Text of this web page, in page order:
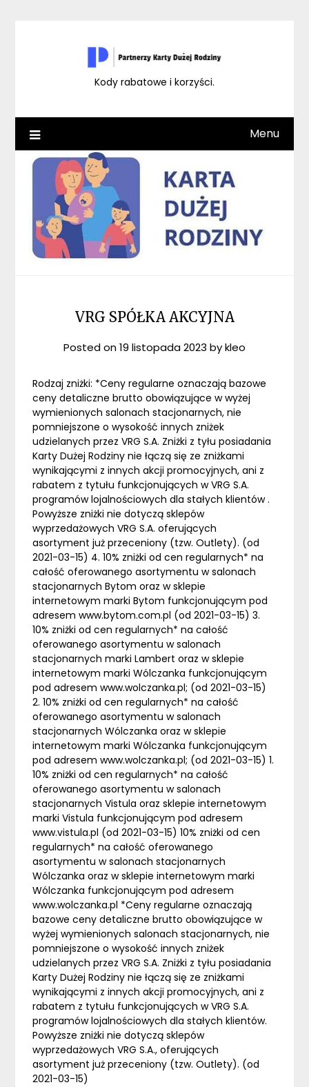
Kody rabatowe i korzyści.
Menu
VRG SPÓŁKA AKCYJNA
Posted on19 listopada 2023 bykleo
Rodzaj zniżki: *Ceny regularne oznaczają bazowe
ceny detaliczne brutto obowiązujące w wyżej
wymienionych salonach stacjonarnych, nie
pomniejszone o wysokość innych zniżek
udzielanych przez VRG S.A. Zniżki z tyłu posiadania
Karty Dużej Rodziny nie łączą się ze zniżkami
wynikającymi z innych akcji promocyjnych, ani z
rabatem z tytułu funkcjonujących w VRG S.A.
programów lojalnościowych dla stałych klientów .
Powyższe zniżki nie dotyczą sklepów
wyprzedażowych VRG S.A. oferujących
asortyment już przeceniony (tzw. Outlety). (od
2021-03-15) 4. 10% zniżki od cen regularnych* na
całość oferowanego asortymentu w salonach
stacjonarnych Bytom oraz w sklepie
internetowym marki Bytom funkcjonującym pod
adresem www.bytom.com.pl (od 2021-03-15) 3.
10% zniżki od cen regularnych* na całość
oferowanego asortymentu w salonach
stacjonarnych marki Lambert oraz w sklepie
internetowym marki Wólczanka funkcjonującym
pod adresem www.wolczanka.pl; (od 2021-03-15)
2. 10% zniżki od cen regularnych* na całość
oferowanego asortymentu w salonach
stacjonarnych Wólczanka oraz w sklepie
internetowym marki Wólczanka funkcjonującym
pod adresem www.wolczanka.pl; (od 2021-03-15) 1.
10% zniżki od cen regularnych* na całość
oferowanego asortymentu w salonach
stacjonarnych Vistula oraz sklepie internetowym
marki Vistula funkcjonującym pod adresem
www.vistula.pl (od 2021-03-15) 10% zniżki od cen
regularnych* na całość oferowanego
asortymentu w salonach stacjonarnych
Wólczanka oraz w sklepie internetowym marki
Wólczanka funkcjonującym pod adresem
www.wolczanka.pl *Ceny regularne oznaczają
bazowe ceny detaliczne brutto obowiązujące w
wyżej wymienionych salonach stacjonarnych, nie
pomniejszone o wysokość innych zniżek
udzielanych przez VRG S.A. Zniżki z tyłu posiadania
Karty Dużej Rodziny nie łączą się ze zniżkami
wynikającymi z innych akcji promocyjnych, ani z
rabatem z tytułu funkcjonujących w VRG S.A.
programów lojalnościowych dla stałych klientów.
Powyższe zniżki nie dotyczą sklepów
wyprzedażowych VRG S.A., oferujących
asortyment już przeceniony (tzw. Outlety). (od
2021-03-15)